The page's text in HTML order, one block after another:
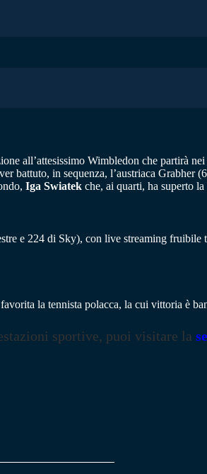
all’attesissimo Wimbledon che partirà
battuto, in sequenza, l’austriaca
Iga Swiatek che, ai quarti, ha superto
e 224 di Sky), con live streaming
la tennista polacca, la cui vittoria è
sportive, puoi visitare la